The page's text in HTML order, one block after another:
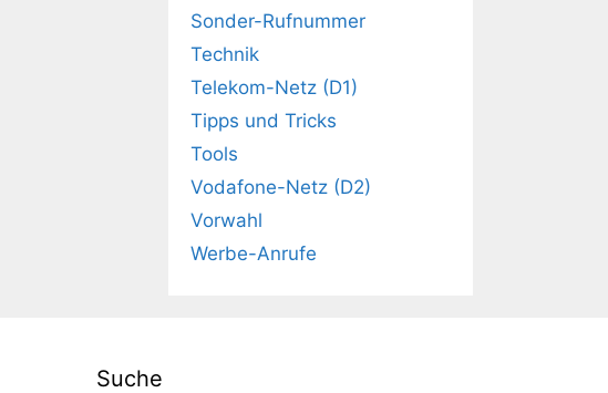
Sonder-Rufnummer
Technik
Telekom-Netz (D1)
Tipps und Tricks
Tools
Vodafone-Netz (D2)
Vorwahl
Werbe-Anrufe
Suche